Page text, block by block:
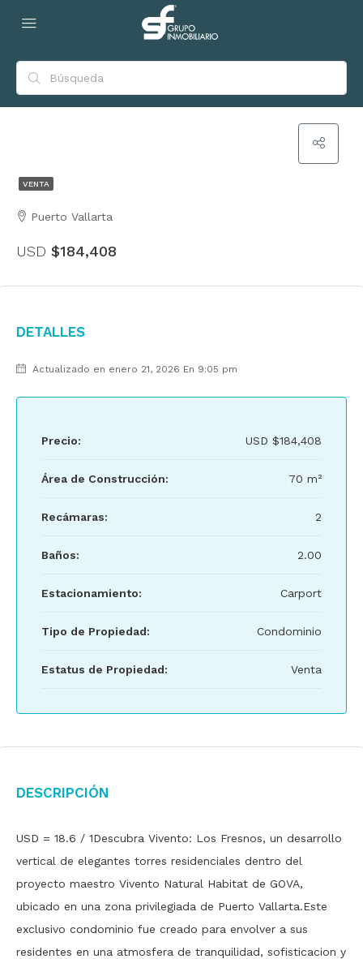
VENTA
Puerto Vallarta
USD $184,408
Detalles
Actualizado en enero 21, 2026 En 9:05 pm
Precio: USD $184,408
Área de Construcción: 70 m²
Recámaras: 2
Baños: 2.00
Estacionamiento: Carport
Tipo de Propiedad: Condominio
Estatus de Propiedad: Venta
Descripción
USD = 18.6 / 1Descubra Vivento: Los Fresnos, un desarrollo
vertical de elegantes torres residenciales dentro del
proyecto maestro Vivento Natural Habitat de GOVA,
ubicado en una zona privilegiada de Puerto Vallarta.Este
exclusivo condominio fue creado para envolver a sus
residentes en una atmosfera de tranquilidad, sofisticacion y